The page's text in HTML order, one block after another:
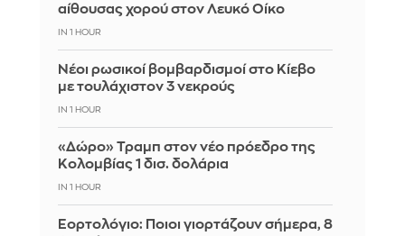
αίθουσας χορού στον Λευκό Οίκο
IN 1 HOUR
Νέοι ρωσικοί βομβαρδισμοί στο Κίεβο
με τουλάχιστον 3 νεκρούς
IN 1 HOUR
«Δώρο» Τραμπ στον νέο πρόεδρο της
Κολομβίας 1 δισ. δολάρια
IN 1 HOUR
Εορτολόγιο: Ποιοι γιορτάζουν σήμερα, 8